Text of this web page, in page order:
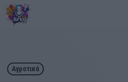
play_arrow ΕΡΚΟ
Αγροτικά